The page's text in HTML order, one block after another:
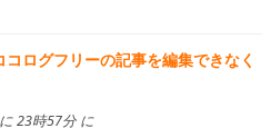
ログフリーの記事を編集できなく
23時57分 に